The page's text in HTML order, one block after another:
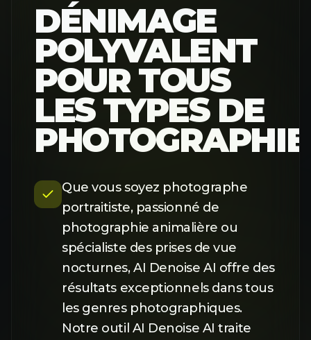
DÉNIMAGE
POLYVALENT
POUR TOUS
LES TYPES DE
PHOTOGRAPHIE
Que vous soyez photographe
portraitiste, passionné de
photographie animalière ou
spécialiste des prises de vue
nocturnes, AI Denoise AI offre des
résultats exceptionnels dans tous
les genres photographiques.
Notre outil AI Denoise AI traite